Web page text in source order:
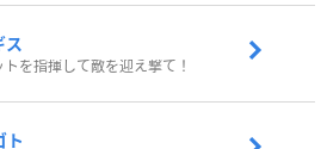
ス
を指揮して敵を迎え撃て！
ト